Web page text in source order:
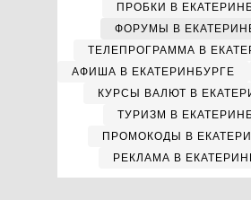
ПРОБКИ В
ФОРУМЫ В
ТЕЛЕПРОГРАММА В
АФИША В ЕКАТЕРИНБУРГЕ
КУРСЫ ВАЛЮТ В
ТУРИЗМ В
ПРОМОКОДЫ В
РЕКЛАМА В